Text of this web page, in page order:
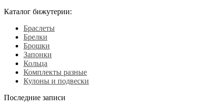
Каталог бижутерии:
Браслеты
Брелки
Брошки
Запонки
Кольца
Комплекты разные
Кулоны и подвески
Последние записи